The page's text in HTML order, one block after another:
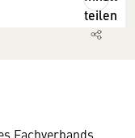
teilen
Fachverbands